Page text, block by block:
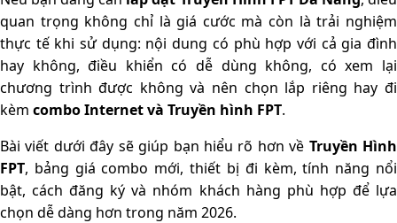
quan trọng không chỉ là giá cước mà còn là trải nghiệm
thực tế khi sử dụng: nội dung có phù hợp với cả gia đình
hay không, điều khiển có dễ dùng không, có xem lại
chương trình được không và nên chọn lắp riêng hay đi
kèm combo Internet và Truyền hình FPT.
Bài viết dưới đây sẽ giúp bạn hiểu rõ hơn về Truyền Hình
FPT, bảng giá combo mới, thiết bị đi kèm, tính năng nổi
bật, cách đăng ký và nhóm khách hàng phù hợp để lựa
chọn dễ dàng hơn trong năm 2026.